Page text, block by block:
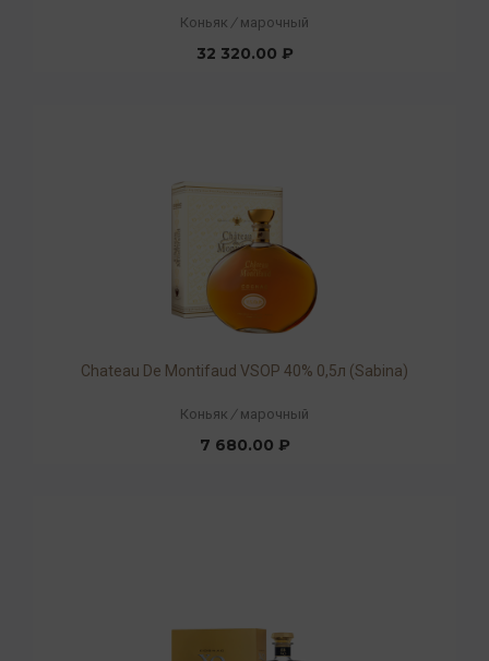
Коньяк / марочный
32 320.00 ₽
Chateau De Montifaud VSOP 40% 0,5л (Sabina)
Коньяк / марочный
7 680.00 ₽